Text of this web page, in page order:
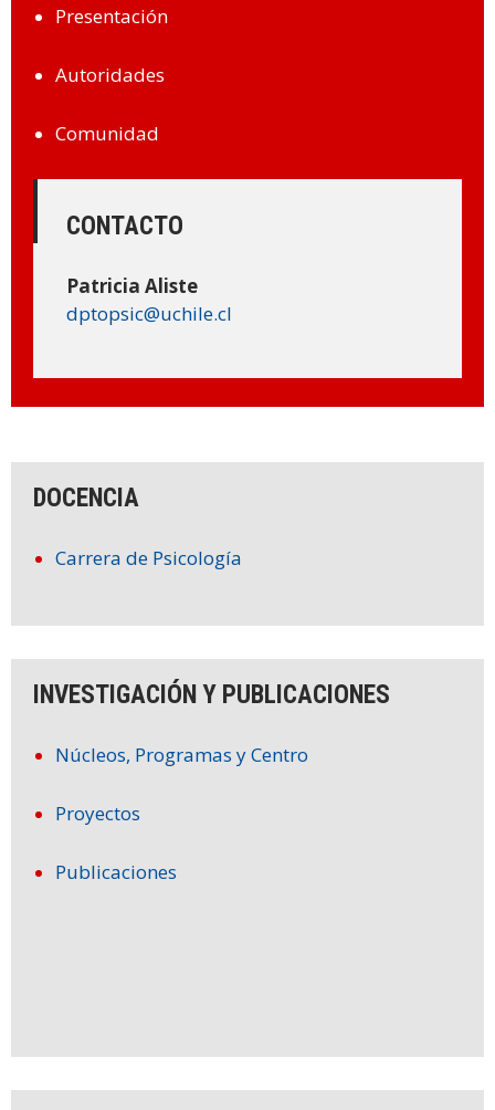
Presentación
Autoridades
Comunidad
CONTACTO
dptopsic@uchile.cl
Patricia Aliste
DOCENCIA
Carrera de Psicología
INVESTIGACIÓN Y PUBLICACIONES
Núcleos, Programas y Centro
Proyectos
Publicaciones